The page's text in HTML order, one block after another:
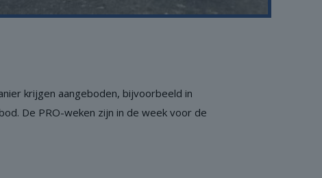
krijgen aangeboden, bijvoorbeeld in
De PRO-weken zijn in de week voor de